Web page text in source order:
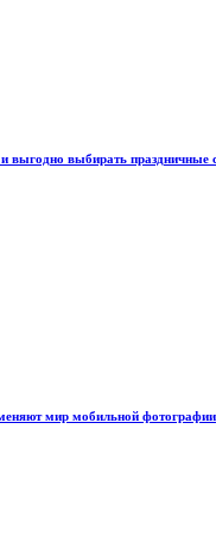
выгодно выбирать праздничные
мир мобильной фотографии